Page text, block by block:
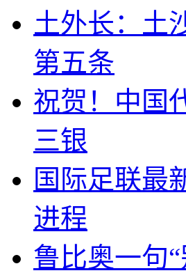
土外长：土
第五条
祝贺！中国
三银
国际足联最
进程
鲁比奥一句